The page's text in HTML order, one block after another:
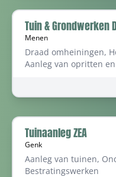
Tuin & Grondwerken
Menen
Draad omheiningen,
Aanleg van opritten
Tuinaanleg ZEA
Genk
Aanleg van tuinen,
Bestratingswerken